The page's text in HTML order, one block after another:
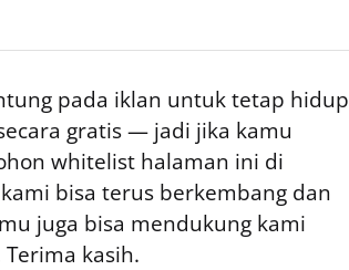
pada iklan untuk tetap hidup
gratis — jadi jika kamu
whitelist halaman ini di
bisa terus berkembang dan
juga bisa mendukung kami
Terima kasih.